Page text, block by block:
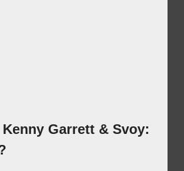
Garrett & Svoy: